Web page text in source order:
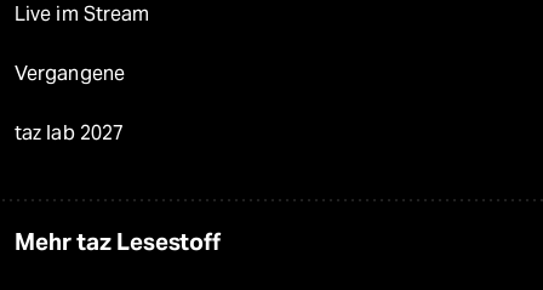
Live im Stream
Vergangene
taz lab 2027
Mehr taz Lesestoff